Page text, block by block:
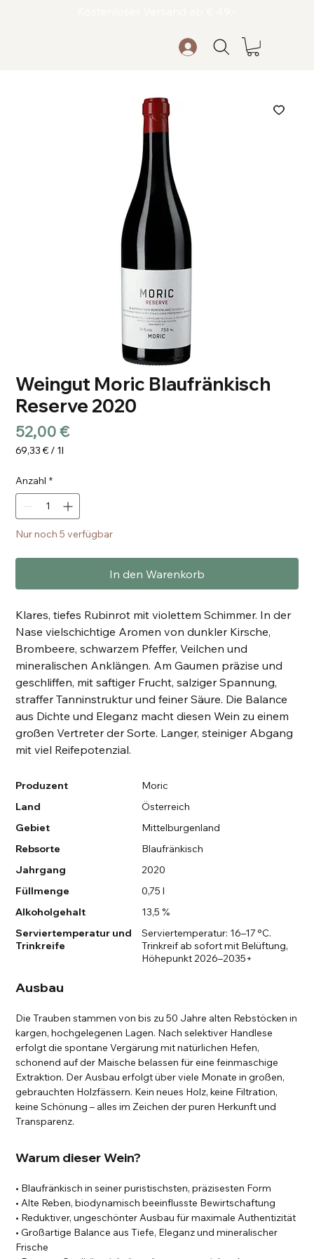
Weingut Moric Blaufränkisch
Reserve 2020
52,00 €Preis
69,33 € / 1l
pro
1
Anzahl *
Nur noch 5 verfügbar
In den Warenkorb
Klares, tiefes Rubinrot mit violettem Schimmer. In der
Nase vielschichtige Aromen von dunkler Kirsche,
Brombeere, schwarzem Pfeffer, Veilchen und
mineralischen Anklängen. Am Gaumen präzise und
geschliffen, mit saftiger Frucht, salziger Spannung,
straffer Tanninstruktur und feiner Säure. Die Balance
aus Dichte und Eleganz macht diesen Wein zu einem
großen Vertreter der Sorte. Langer, steiniger Abgang
mit viel Reifepotenzial.
Produzent
Moric
Land
Österreich
Gebiet
Mittelburgenland
Rebsorte
Blaufränkisch
Jahrgang
2020
Füllmenge
0,75 l
Alkoholgehalt
13,5 %
Serviertemperatur und
Trinkreife
Serviertemperatur: 16–17 °C.
Trinkreif ab sofort mit Belüftung,
Höhepunkt 2026–2035+
Ausbau
Die Trauben stammen von bis zu 50 Jahre alten Rebstöcken in
kargen, hochgelegenen Lagen. Nach selektiver Handlese
erfolgt die spontane Vergärung mit natürlichen Hefen,
schonend auf der Maische belassen für eine feinmaschige
Extraktion. Der Ausbau erfolgt über viele Monate in großen,
gebrauchten Holzfässern. Kein neues Holz, keine Filtration,
keine Schönung – alles im Zeichen der puren Herkunft und
Transparenz.
Warum dieser Wein?
• Blaufränkisch in seiner puristischsten, präzisesten Form
• Alte Reben, biodynamisch beeinflusste Bewirtschaftung
• Reduktiver, ungeschönter Ausbau für maximale Authentizität
• Großartige Balance aus Tiefe, Eleganz und mineralischer
Frische